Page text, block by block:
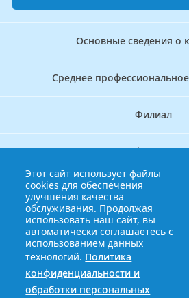
Основные сведения о
Среднее
Филиал
Дополнительное
Аккредитационно —
Бережливый
© 2013-2021 Краснодарский краевой
колледж
Политика
персональных
Этот сайт использует файлы
cookies для обеспечения
улучшения качества
обслуживания. Продолжая
использовать наш сайт, вы
автоматически соглашаетесь с
использованием данных
технологий. Политика
конфиденциальности и
обработки персональных